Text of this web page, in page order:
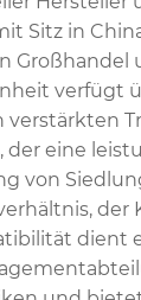
Sitz in
Großhandel
verfügt
verstärkten
der eine
von
der
dient